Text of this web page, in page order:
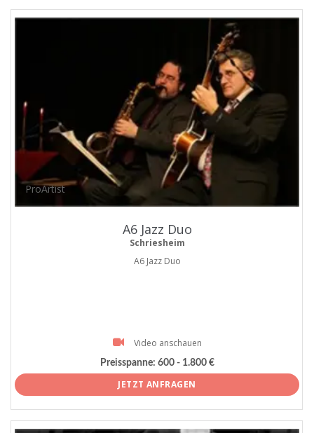
ProArtist
A6 Jazz Duo
Schriesheim
A6 Jazz Duo
Video anschauen
Preisspanne: 600 - 1.800 €
JETZT ANFRAGEN